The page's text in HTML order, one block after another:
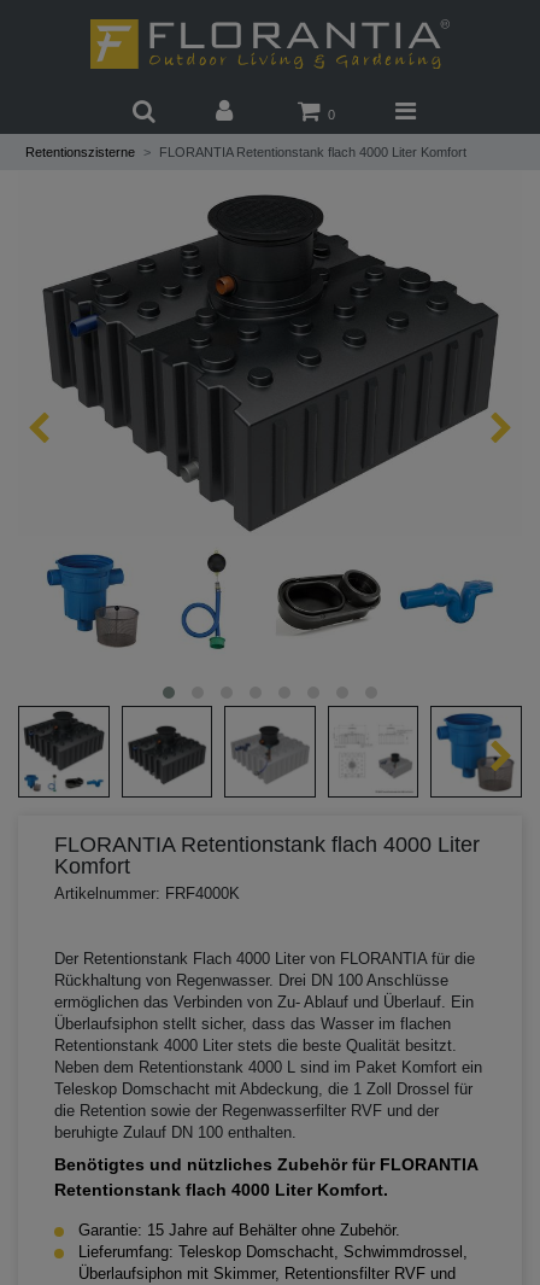
0
Retentionszisterne FLORANTIA Retentionstank flach 4000 Liter Komfort
FLORANTIA Retentionstank flach 4000 Liter
Komfort
Artikelnummer: FRF4000K
Der Retentionstank Flach 4000 Liter von FLORANTIA für die
Rückhaltung von Regenwasser. Drei DN 100 Anschlüsse
ermöglichen das Verbinden von Zu- Ablauf und Überlauf. Ein
Überlaufsiphon stellt sicher, dass das Wasser im flachen
Retentionstank 4000 Liter stets die beste Qualität besitzt.
Neben dem Retentionstank 4000 L sind im Paket Komfort ein
Teleskop Domschacht mit Abdeckung, die 1 Zoll Drossel für
die Retention sowie der Regenwasserfilter RVF und der
beruhigte Zulauf DN 100 enthalten.
Benötigtes und nützliches Zubehör für FLORANTIA
Retentionstank flach 4000 Liter Komfort.
Garantie: 15 Jahre auf Behälter ohne Zubehör.
Lieferumfang: Teleskop Domschacht, Schwimmdrossel,
Überlaufsiphon mit Skimmer, Retentionsfilter RVF und